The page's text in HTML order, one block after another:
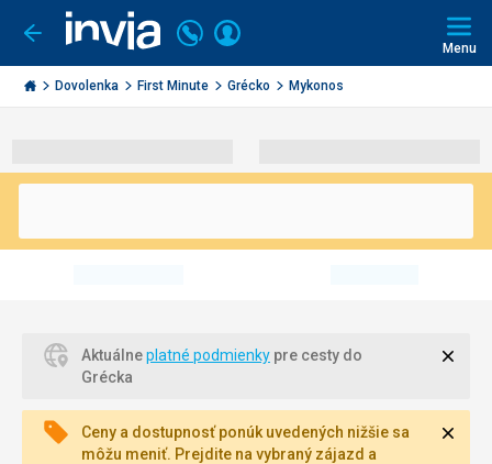
Ísť
späť
Invia.sk
Volajte
+421
2
3221
Prihlásiť
Menu
Dovolenka First Minute Grécko Mykonos
Aktuálneplatné podmienky pre cesty do
Grécka
Ceny a dostupnosť ponúk uvedených nižšie sa
môžu meniť. Prejdite na vybraný zájazd a